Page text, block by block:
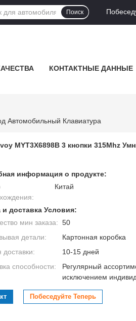
Поиск
КОНТАКТНЫЕ ДАННЫЕ
Автомобильный Клавиатура
MYT3X6898B 3 кнопки 315Mhz
информация о продукте:
Китай
и доставка Условия:
мин заказа: 50
детали:
Картонная коробка
10-15 дней
способности:
Регулярный
исключением
Побеседуйте Теперь